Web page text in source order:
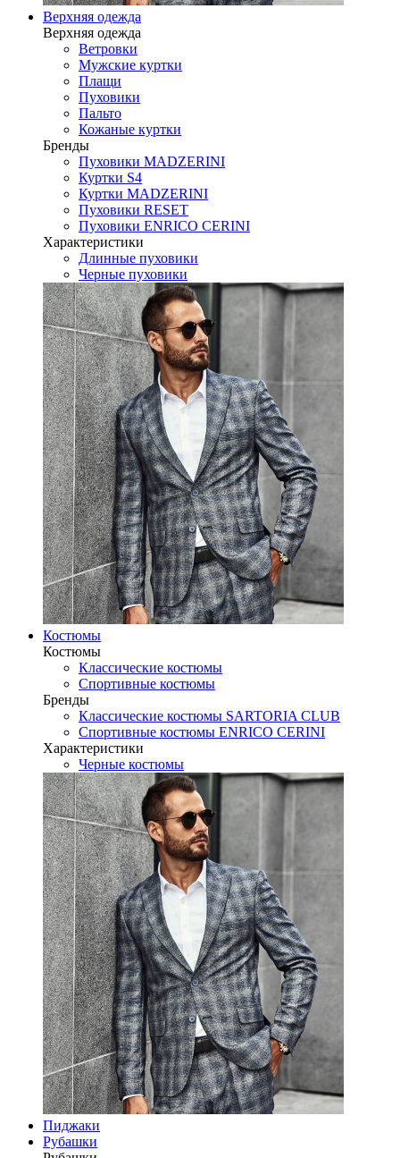
Верхняя одежда
Верхняя одежда
Ветровки
Мужские куртки
Плащи
Пуховики
Пальто
Кожаные куртки
Бренды
Пуховики MADZERINI
Куртки S4
Куртки MADZERINI
Пуховики RESET
Пуховики ENRICO CERINI
Характеристики
Длинные пуховики
Черные пуховики
Костюмы
Костюмы
Классические костюмы
Спортивные костюмы
Бренды
Классические костюмы SARTORIA CLUB
Спортивные костюмы ENRICO CERINI
Характеристики
Черные костюмы
Пиджаки
Рубашки